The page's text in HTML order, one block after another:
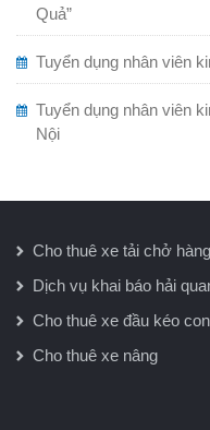
Quả”
Tuyển dụng nhân viên
Tuyển dụng nhân viên
Nội
Cho thuê xe tải chở hàng
Dịch vụ khai báo hải
Cho thuê xe đầu kéo
Cho thuê xe nâng